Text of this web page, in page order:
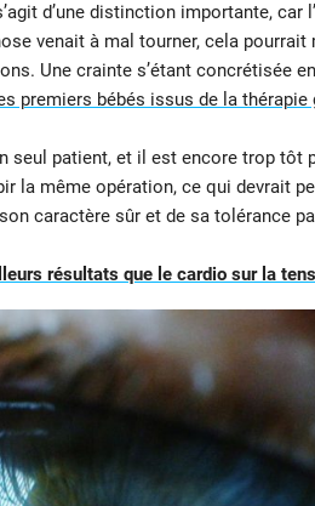
d’une distinction importante, car
venait à mal tourner, cela
Une crainte s’étant concrétisée
premiers bébés issus de la thérapie
seul patient, et il est encore trop tôt
la même opération, ce qui devrait
caractère sûr et de sa tolérance
résultats que le cardio sur la